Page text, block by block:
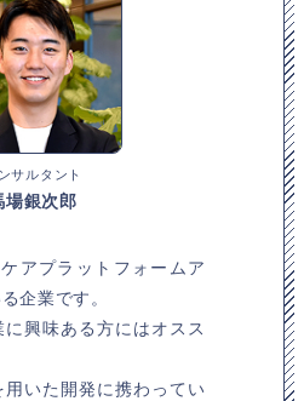
サルタント
場銀次郎
アプラットフォームア
企業です。
興味ある方にはオスス
いた開発に携わってい